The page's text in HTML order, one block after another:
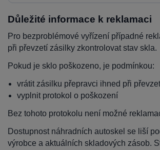
Důležité informace k reklamaci
Pro bezproblémové vyřízení případné
při převzetí zásilky zkontrolovat stav skla.
Pokud je sklo poškozeno, je podmínkou:
vrátit zásilku přepravci ihned při
vyplnit protokol o poškození
Bez tohoto protokolu není možné
Dostupnost náhradních autoskel se liší
výrobce a aktuálních skladových zásob.